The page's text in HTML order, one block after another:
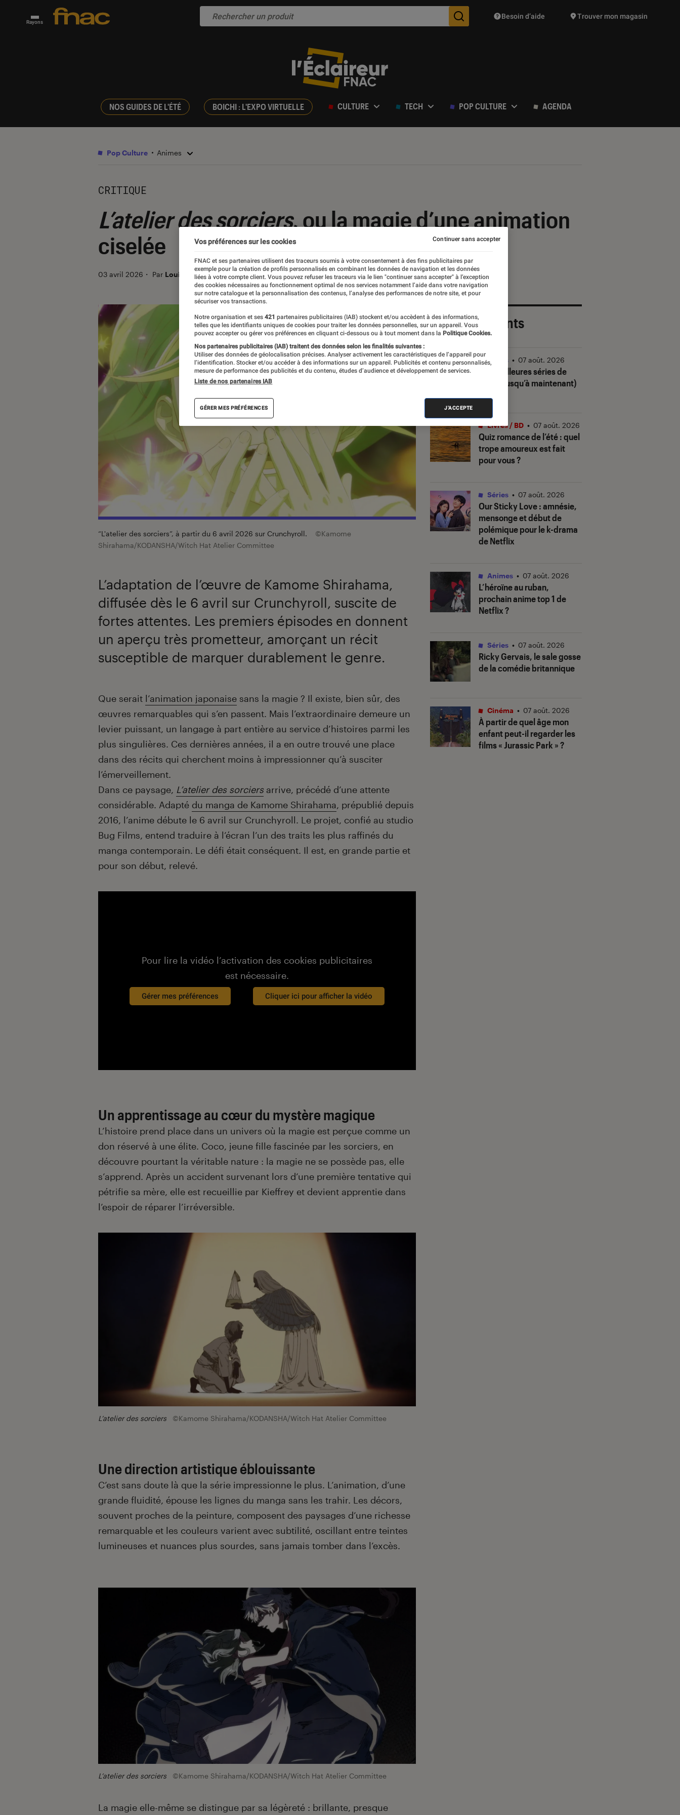
Rayons Des suggestions de produits vont vous être proposées
Besoin d’aide Trouver mon magasin
NOS GUIDES DE L'ÉTÉ BOICHI : L'EXPO VIRTUELLE CULTURE TECH POP CULTURE AGENDA
Pop Culture Animes
CRITIQUE
L’atelier des sorciers, ou la magie d’une animation
ciselée
03 avril 2026 ・ Par Louise Lepense
“L'atelier des sorciers”, à partir du 6 avril 2026 sur Crunchyroll.
©Kamome
Shirahama/KODANSHA/Witch Hat Atelier Committee
L’adaptation de l’œuvre de Kamome Shirahama,
diffusée dès le 6 avril sur Crunchyroll, suscite de
fortes attentes. Les premiers épisodes en donnent
un aperçu très prometteur, amorçant un récit
susceptible de marquer durablement le genre.
Introduction
Que serait l’animation japonaise sans la magie ? Il existe, bien sûr, des
œuvres remarquables qui s’en passent. Mais l’extraordinaire demeure un
levier puissant, un langage à part entière au service d’histoires parmi les
plus singulières. Ces dernières années, il a en outre trouvé une place
dans des récits qui cherchent moins à impressionner qu’à susciter
l’émerveillement.
Dans ce paysage, L’atelier des sorciersarrive, précédé d’une attente
considérable. Adapté du manga de Kamome Shirahama, prépublié depuis
2016, l’anime débute le 6 avril sur Crunchyroll. Le projet, confié au studio
Bug Films, entend traduire à l’écran l’un des traits les plus raffinés du
manga contemporain. Le défi était conséquent. Il est, en grande partie et
pour son début, relevé.
Pour lire la vidéo l’activation des cookies publicitaires
est nécessaire.
Gérer mes préférences Cliquer ici pour afficher la vidéo
Un apprentissage au cœur du mystère magique
L’histoire prend place dans un univers où la magie est perçue comme un
don réservé à une élite. Coco, jeune fille fascinée par les sorciers, en
découvre pourtant la véritable nature : la magie ne se possède pas, elle
s’apprend. Après un accident survenant lors d’une première tentative qui
pétrifie sa mère, elle est recueillie par Kieffrey et devient apprentie dans
l’espoir de réparer l’irréversible.
L’atelier des sorciers ©Kamome Shirahama/KODANSHA/Witch Hat Atelier Committee
Une direction artistique éblouissante
C’est sans doute là que la série impressionne le plus. L’animation, d’une
grande fluidité, épouse les lignes du manga sans les trahir. Les décors,
souvent proches de la peinture, composent des paysages d’une richesse
remarquable et les couleurs varient avec subtilité, oscillant entre teintes
lumineuses et nuances plus sourdes, sans jamais tomber dans l’excès.
L’atelier des sorciers ©Kamome Shirahama/KODANSHA/Witch Hat Atelier Committee
La magie elle-même se distingue par sa légèreté : brillante, presque
Les plus récents
Les meilleures séries de
2026 (jusqu’à maintenant)
Séries • 07 août. 2026
Quiz romance de l’été : quel
trope amoureux est fait
pour vous ?
Livres / BD • 07 août. 2026
Our Sticky Love: amnésie,
mensonge et début de
polémique pour le k-drama
de Netflix
Séries • 07 août. 2026
L’héroïne au ruban,
prochain anime top 1 de
Netflix ?
Animes • 07 août. 2026
Ricky Gervais, le sale gosse
de la comédie britannique
Séries • 07 août. 2026
À partir de quel âge mon
enfant peut-il regarder les
films « Jurassic Park » ?
Cinéma • 07 août. 2026
Vos préférences sur les cookies
FNAC et ses partenaires utilisent des traceurs soumis à votre consentement à des fins publicitaires par
exemple pour la création de profils personnalisés en combinant les données de navigation et les données
liées à votre compte client. Vous pouvez refuser les traceurs via le lien "continuer sans accepter" à l’exception
des cookies nécessaires au fonctionnement optimal de nos services notamment l’aide dans votre navigation
sur notre catalogue et la personnalisation des contenus, l’analyse des performances de notre site, et pour
sécuriser vos transactions.
Notre organisation et ses 421 partenaires publicitaires (IAB) stockent et/ou accèdent à des informations,
telles que les identifiants uniques de cookies pour traiter les données personnelles, sur un appareil. Vous
pouvez accepter ou gérer vos préférences en cliquant ci-dessous ou à tout moment dans la Politique Cookies.
Nos partenaires publicitaires (IAB) traitent des données selon les finalités suivantes :
Utiliser des données de géolocalisation précises. Analyser activement les caractéristiques de l’appareil pour
l’identification. Stocker et/ou accéder à des informations sur un appareil. Publicités et contenu personnalisés,
mesure de performance des publicités et du contenu, études d’audience et développement de services.
Liste de nos partenaires IAB
GÉRER MES PRÉFÉRENCES J'ACCEPTE
Continuer sans accepter